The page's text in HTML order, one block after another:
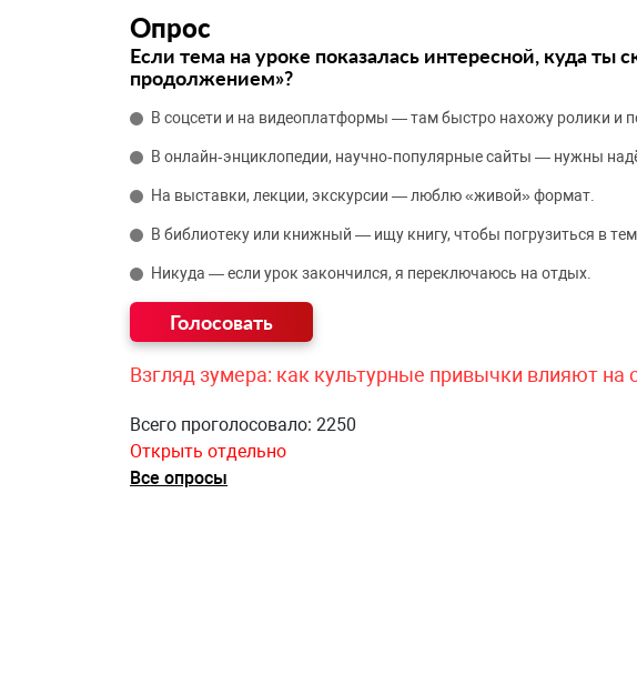
Опрос
Если тема на уроке показалась интересной, куда ты
продолжением»?
В соцсети и на видеоплатформы — там быстро нахожу ролики и
В онлайн‑энциклопедии, научно‑популярные сайты — нужны
На выставки, лекции, экскурсии — люблю «живой» формат.
В библиотеку или книжный — ищу книгу, чтобы погрузиться в
Никуда — если урок закончился, я переключаюсь на отдых.
Взгляд зумера: как культурные привычки влияют на
Всего проголосовало: 2250
Открыть отдельно
Все опросы